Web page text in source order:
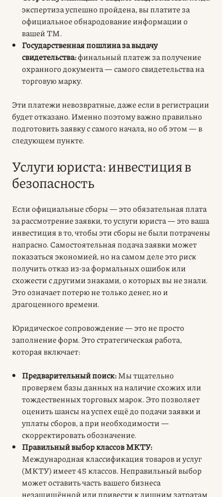
экспертиза успешно пройдена, вы платите за
официальное обнародование информации о
вашей ТМ.
Государственная пошлина за выдачу
свидетельства:финальный платеж за получение
охранного документа — самого свидетельства на
торговую марку.
Эти платежи невозвратные, даже если в регистрации
будет отказано. Именно поэтому важно правильно
подготовить заявку с самого начала, но об этом — в
следующем пункте.
Услуги юриста: инвестиция в
безопасность
Если официальные сборы — это обязательная плата
за рассмотрение заявки, то услуги юриста — это ваша
инвестиция в то, чтобы эти сборы не были потрачены
напрасно. Самостоятельная подача заявки может
показаться экономией, но на самом деле это риск
получить отказ из-за формальных ошибок или
схожести с другими знаками, о которых вы не знали.
Это означает потерю не только денег, но и
драгоценного времени.
Юридическое сопровождение — это не просто
заполнение форм. Это стратегическая работа,
которая включает:
Предварительный поиск:Мы тщательно
проверяем базы данных на наличие схожих или
тождественных торговых марок. Это позволяет
оценить шансы на успех ещё до подачи заявки и
уплаты сборов, а при необходимости —
скорректировать обозначение.
Правильный выбор классов МКТУ:
Международная классификация товаров и услуг
(МКТУ) имеет 45 классов. Неправильный выбор
может оставить часть вашего бизнеса
незащищённой или привести к лишним затратам